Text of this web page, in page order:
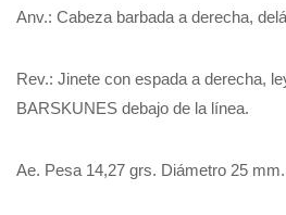
Anv.: Cabeza barbada a derecha,
Rev.: Jinete con espada a derecha,
BARSKUNES debajo de la línea.
Ae. Pesa 14,27 grs. Diámetro 25 mm.